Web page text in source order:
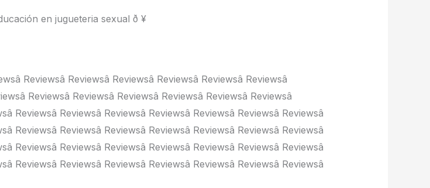
en jugueteria sexual ð ¥
Reviewsâ Reviewsâ Reviewsâ Reviewsâ Reviewsâ Reviewsâ
Reviewsâ Reviewsâ Reviewsâ Reviewsâ Reviewsâ Reviewsâ
Reviewsâ Reviewsâ Reviewsâ Reviewsâ Reviewsâ Reviewsâ Reviewsâ
Reviewsâ Reviewsâ Reviewsâ Reviewsâ Reviewsâ Reviewsâ Reviewsâ
Reviewsâ Reviewsâ Reviewsâ Reviewsâ Reviewsâ Reviewsâ Reviewsâ
Reviewsâ Reviewsâ Reviewsâ Reviewsâ Reviewsâ Reviewsâ Reviewsâ